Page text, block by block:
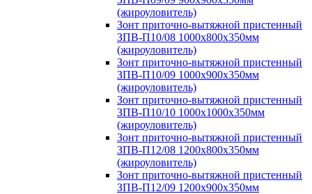
(жироуловитель)
Зонт приточно-вытяжной пристенный
ЗПВ-П10/08 1000х800х350мм
(жироуловитель)
Зонт приточно-вытяжной пристенный
ЗПВ-П10/09 1000х900х350мм
(жироуловитель)
Зонт приточно-вытяжной пристенный
ЗПВ-П10/10 1000х1000х350мм
(жироуловитель)
Зонт приточно-вытяжной пристенный
ЗПВ-П12/08 1200х800х350мм
(жироуловитель)
Зонт приточно-вытяжной пристенный
ЗПВ-П12/09 1200х900х350мм